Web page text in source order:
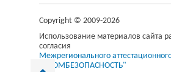
Copyright © 2009-2026
Использование материалов сайта
согласия
Межрегионального
"ПРОМБЕЗОПАСНОСТЬ"